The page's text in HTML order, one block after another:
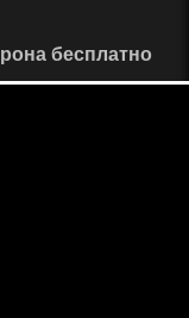
бесплатно